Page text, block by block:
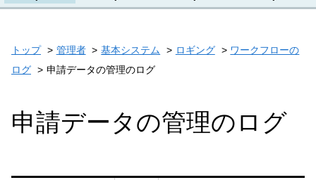
トップ 管理者 基本システム ロギング
ワークフローの
ログ
申請データの管理のログ
申請データの管理のログ